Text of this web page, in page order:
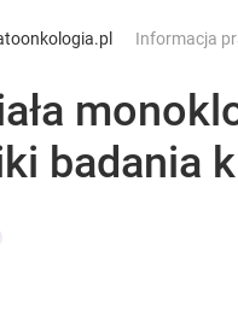
Informacja
badania